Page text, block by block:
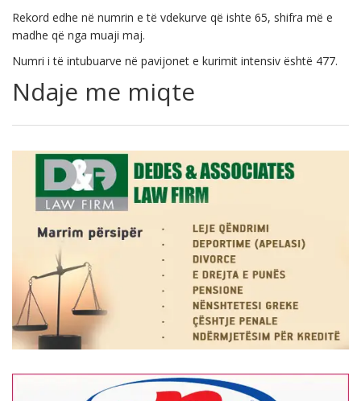
Rekord edhe në numrin e të vdekurve që ishte 65, shifra më e
madhe që nga muaji maj.
Numri i të intubuarve në pavijonet e kurimit intensiv është 477.
Ndaje me miqte